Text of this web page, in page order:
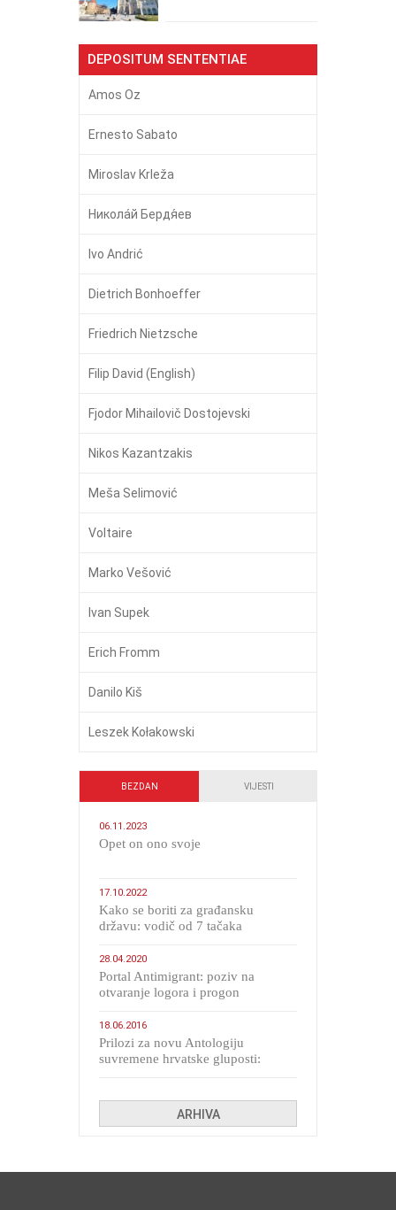
DEPOSITUM SENTENTIAE
Amos Oz
Ernesto Sabato
Miroslav Krleža
Никола́й Бердя́ев
Ivo Andrić
Dietrich Bonhoeffer
Friedrich Nietzsche
Filip David (English)
Fjodor Mihailovič Dostojevski
Nikos Kazantzakis
Meša Selimović
Voltaire
Marko Vešović
Ivan Supek
Erich Fromm
Danilo Kiš
Leszek Kołakowski
BEZDAN VIJESTI
06.11.2023
​Opet on ono svoje
17.10.2022
Kako se boriti za građansku
državu: vodič od 7 tačaka
28.04.2020
Portal Antimigrant: poziv na
otvaranje logora i progon
18.06.2016
Prilozi za novu Antologiju
suvremene hrvatske gluposti:
ARHIVA